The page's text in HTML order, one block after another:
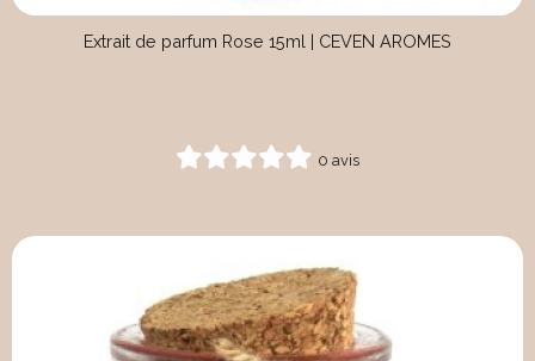
Extrait de parfum Rose 15ml | CEVEN AROMES
0 avis